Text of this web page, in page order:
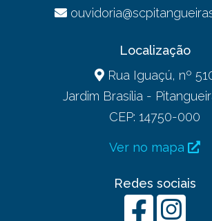
Localização
Rua Iguaçú, nº
Jardim Brasília -
CEP: 14750-000
Ver no mapa
Redes sociais